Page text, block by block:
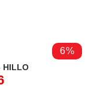
6%
HILLO